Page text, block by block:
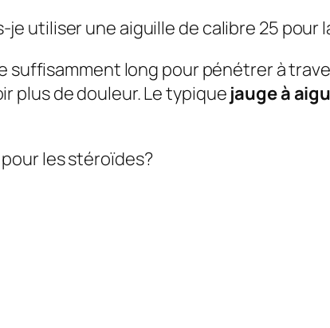
je utiliser une aiguille de calibre 25
suffisamment long pour pénétrer à
plus de douleur. Le typique jauge à
les stéroïdes?